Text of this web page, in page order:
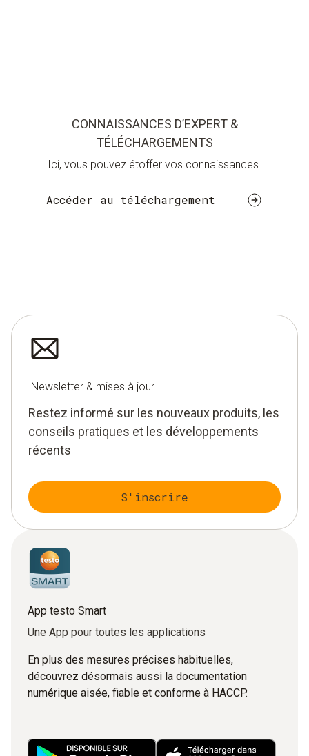
CONNAISSANCES D’EXPERT &
TÉLÉCHARGEMENTS
Ici, vous pouvez étoffer vos connaissances.
Accéder au téléchargement
Newsletter & mises à jour
Restez informé sur les nouveaux produits, les
conseils pratiques et les développements
récents
S'inscrire
App testo Smart
Une App pour toutes les applications
En plus des mesures précises habituelles,
découvrez désormais aussi la documentation
numérique aisée, fiable et conforme à HACCP.